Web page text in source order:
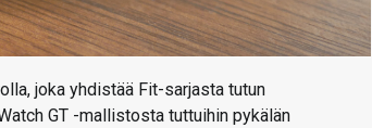
joka yhdistää Fit-sarjasta tutun
GT -mallistosta tuttuihin pykälän